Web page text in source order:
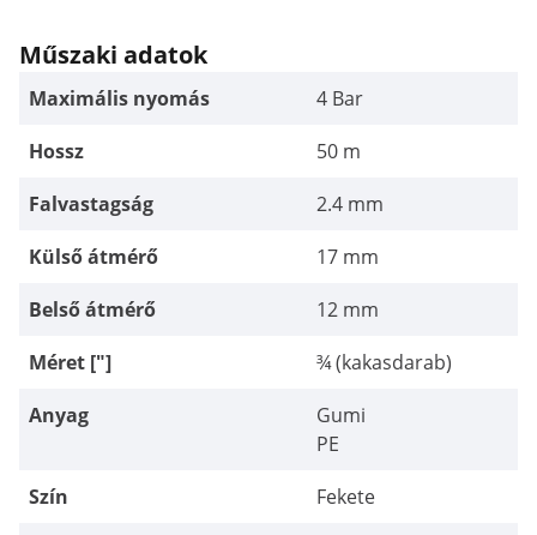
Műszaki adatok
Maximális nyomás
4 Bar
Hossz
50 m
Falvastagság
2.4 mm
Külső átmérő
17 mm
Belső átmérő
12 mm
Méret ["]
¾ (kakasdarab)
Anyag
Gumi
PE
Szín
Fekete